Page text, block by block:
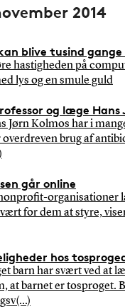
2014
blive tusind
hastigheden på
lys og en smule guld
og læge Hans
Jørn Kolmos har i
brug af
går online
organisationer
for dem at styre,
hos
barn har svært ved at
at barnet er tosproget.